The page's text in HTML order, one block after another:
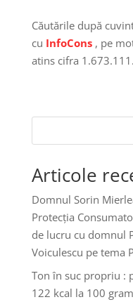
Căutările după
cu InfoCons, pe
atins cifra
Articole
Domnul Sorin
Protecția
de lucru cu domnul
Voiculescu pe tema
Ton în suc propriu :
122 kcal la 100